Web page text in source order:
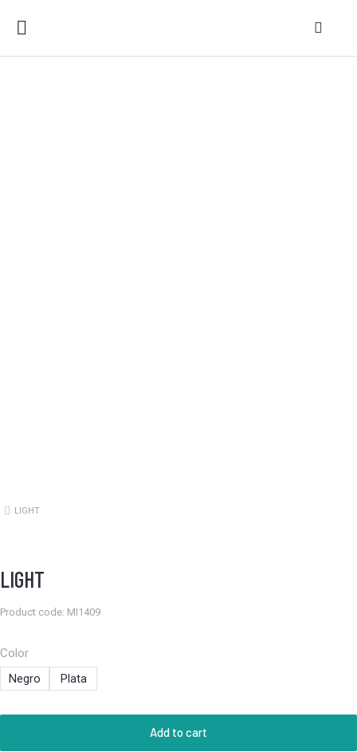
Estás aquí:
LIGHT
LIGHT
Product code: MI1409
Color
Negro
Plata
Add to cart